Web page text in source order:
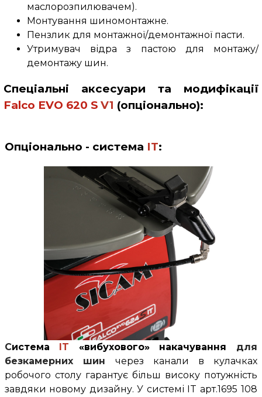
маслорозпилювачем).
Монтування шиномонтажне.
Пензлик для монтажної/демонтажної пасти.
Утримувач відра з пастою для монтажу/
демонтажу шин.
Спеціальні аксесуари та модифікації
Falco EVO 620 S V1 (опціонально):
Опціонально - система IT:
Система IT «вибухового» накачування для
безкамерних шин через канали в кулачках
робочого столу гарантує більш високу потужність
завдяки новому дизайну. У системі IT арт.1695 108